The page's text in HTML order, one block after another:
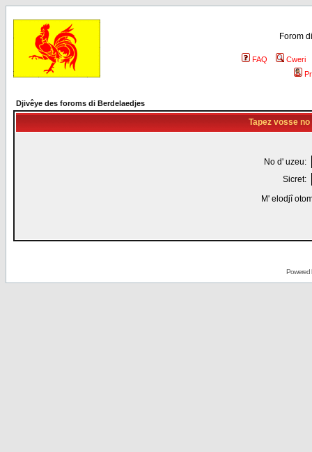
Forom
FAQ
Cweri
Djivêye des foroms di Berdelaedjes
Tapez vosse
No d' uzeu:
Sicret:
M' elodjî
Powered